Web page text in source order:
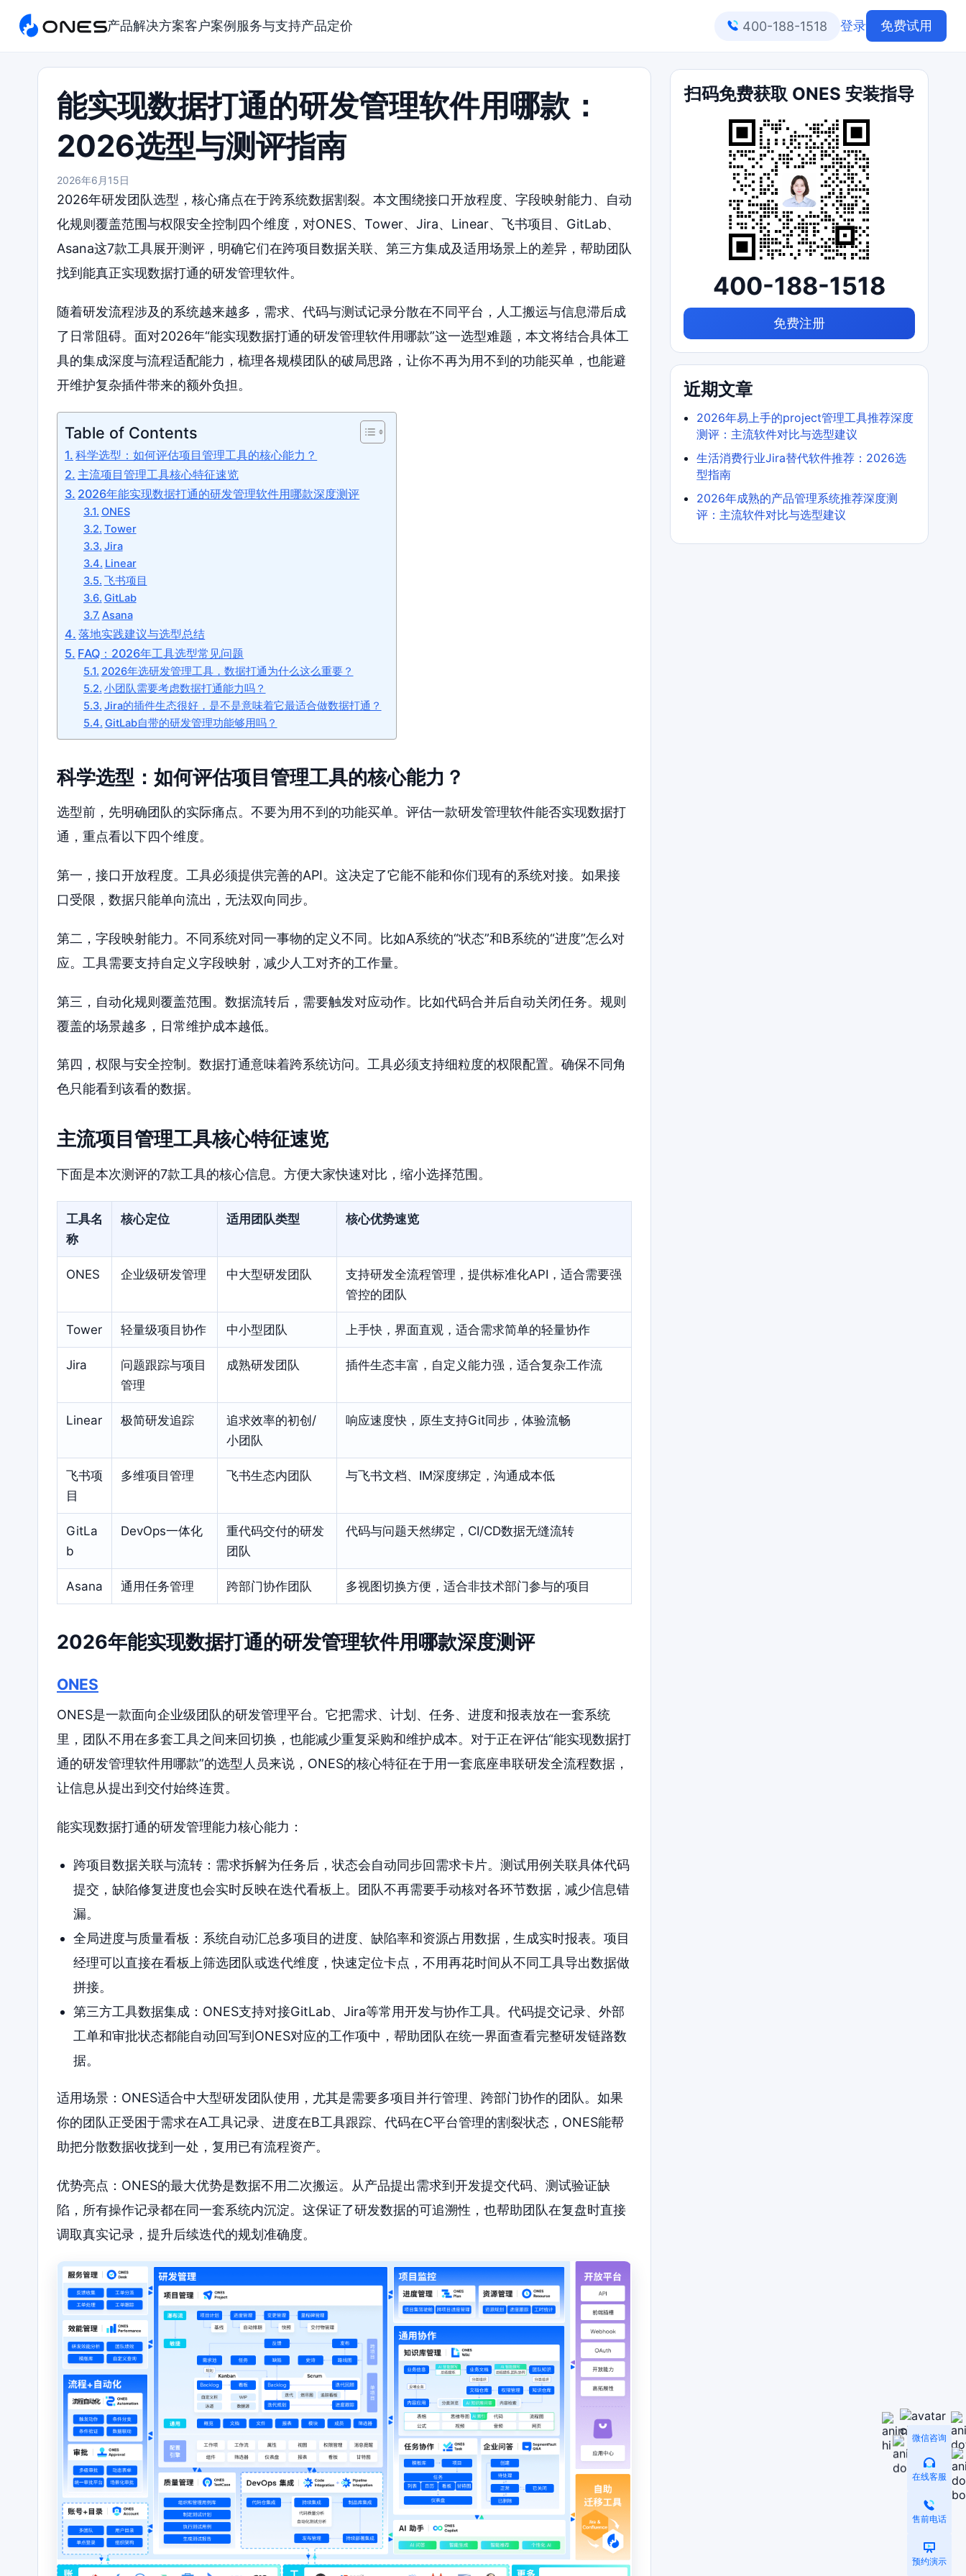
产品解决方案客户案例 服务与支持产品定价 400-188-1518 登录 免费试用
能实现数据打通的研发管理软件用哪款：
2026选型与测评指南
2026年6月15日
2026年研发团队选型，核心痛点在于跨系统数据割裂。本文围绕接口开放程度、字段映射能力、自动
化规则覆盖范围与权限安全控制四个维度，对ONES、Tower、Jira、Linear、飞书项目、GitLab、
Asana这7款工具展开测评，明确它们在跨项目数据关联、第三方集成及适用场景上的差异，帮助团队
找到能真正实现数据打通的研发管理软件。
随着研发流程涉及的系统越来越多，需求、代码与测试记录分散在不同平台，人工搬运与信息滞后成
了日常阻碍。面对2026年“能实现数据打通的研发管理软件用哪款”这一选型难题，本文将结合具体工
具的集成深度与流程适配能力，梳理各规模团队的破局思路，让你不再为用不到的功能买单，也能避
开维护复杂插件带来的额外负担。
Table of Contents
科学选型：如何评估项目管理工具的核心能力？
主流项目管理工具核心特征速览
2026年能实现数据打通的研发管理软件用哪款深度测评
ONES
Tower
Jira
Linear
飞书项目
GitLab
Asana
落地实践建议与选型总结
FAQ：2026年工具选型常见问题
2026年选研发管理工具，数据打通为什么这么重要？
小团队需要考虑数据打通能力吗？
Jira的插件生态很好，是不是意味着它最适合做数据打通？
GitLab自带的研发管理功能够用吗？
科学选型：如何评估项目管理工具的核心能力？
选型前，先明确团队的实际痛点。不要为用不到的功能买单。评估一款研发管理软件能否实现数据打
通，重点看以下四个维度。
第一，接口开放程度。工具必须提供完善的API。这决定了它能不能和你们现有的系统对接。如果接
口受限，数据只能单向流出，无法双向同步。
第二，字段映射能力。不同系统对同一事物的定义不同。比如A系统的“状态”和B系统的“进度”怎么对
应。工具需要支持自定义字段映射，减少人工对齐的工作量。
第三，自动化规则覆盖范围。数据流转后，需要触发对应动作。比如代码合并后自动关闭任务。规则
覆盖的场景越多，日常维护成本越低。
第四，权限与安全控制。数据打通意味着跨系统访问。工具必须支持细粒度的权限配置。确保不同角
色只能看到该看的数据。
主流项目管理工具核心特征速览
下面是本次测评的7款工具的核心信息。方便大家快速对比，缩小选择范围。
工具名
称
核心定位 适用团队类型 核心优势速览
ONES 企业级研发管理 中大型研发团队
支持研发全流程管理，提供标准化API，适合需要强
管控的团队
Tower 轻量级项目协作 中小型团队 上手快，界面直观，适合需求简单的轻量协作
Jira
问题跟踪与项目
管理
成熟研发团队 插件生态丰富，自定义能力强，适合复杂工作流
Linear 极简研发追踪
追求效率的初创/
小团队
响应速度快，原生支持Git同步，体验流畅
飞书项
目
多维项目管理 飞书生态内团队 与飞书文档、IM深度绑定，沟通成本低
GitLa
b
DevOps一体化
重代码交付的研发
团队
代码与问题天然绑定，CI/CD数据无缝流转
Asana 通用任务管理 跨部门协作团队 多视图切换方便，适合非技术部门参与的项目
2026年能实现数据打通的研发管理软件用哪款深度测评
ONES
ONES是一款面向企业级团队的研发管理平台。它把需求、计划、任务、进度和报表放在一套系统
里，团队不用在多套工具之间来回切换，也能减少重复采购和维护成本。对于正在评估“能实现数据打
通的研发管理软件用哪款”的选型人员来说，ONES的核心特征在于用一套底座串联研发全流程数据，
让信息从提出到交付始终连贯。
能实现数据打通的研发管理能力核心能力：
跨项目数据关联与流转：需求拆解为任务后，状态会自动同步回需求卡片。测试用例关联具体代码
提交，缺陷修复进度也会实时反映在迭代看板上。团队不再需要手动核对各环节数据，减少信息错
漏。
全局进度与质量看板：系统自动汇总多项目的进度、缺陷率和资源占用数据，生成实时报表。项目
经理可以直接在看板上筛选团队或迭代维度，快速定位卡点，不用再花时间从不同工具导出数据做
拼接。
第三方工具数据集成：ONES支持对接GitLab、Jira等常用开发与协作工具。代码提交记录、外部
工单和审批状态都能自动回写到ONES对应的工作项中，帮助团队在统一界面查看完整研发链路数
据。
适用场景：ONES适合中大型研发团队使用，尤其是需要多项目并行管理、跨部门协作的团队。如果
你的团队正受困于需求在A工具记录、进度在B工具跟踪、代码在C平台管理的割裂状态，ONES能帮
助把分散数据收拢到一处，复用已有流程资产。
优势亮点：ONES的最大优势是数据不用二次搬运。从产品提出需求到开发提交代码、测试验证缺
陷，所有操作记录都在同一套系统内沉淀。这保证了研发数据的可追溯性，也帮助团队在复盘时直接
调取真实记录，提升后续迭代的规划准确度。
扫码免费获取 ONES 安装指导
400-188-1518
免费注册
近期文章
2026年易上手的project管理工具推荐深度
测评：主流软件对比与选型建议
生活消费行业Jira替代软件推荐：2026选
型指南
2026年成熟的产品管理系统推荐深度测
评：主流软件对比与选型建议
微信咨询
在线客服
售前电话
预约演示